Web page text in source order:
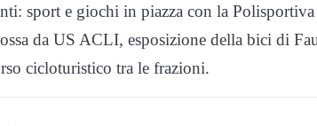
sport e giochi in piazza con la
da US ACLI, esposizione della bici di
cicloturistico tra le frazioni.